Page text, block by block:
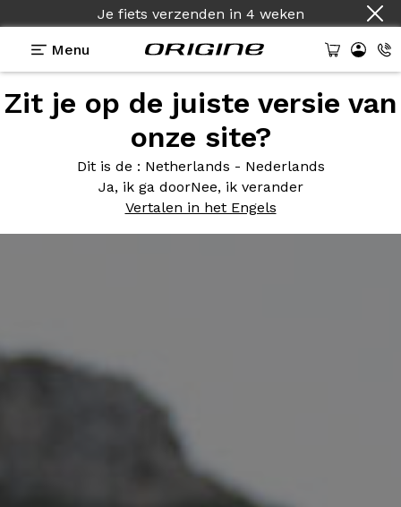
Je fiets verzenden in 4 weken
Menu
Zit je op de juiste versie van
onze site?
Dit is de : Netherlands - Nederlands
Ja, ik ga doorNee, ik verander
Vertalen in het Engels